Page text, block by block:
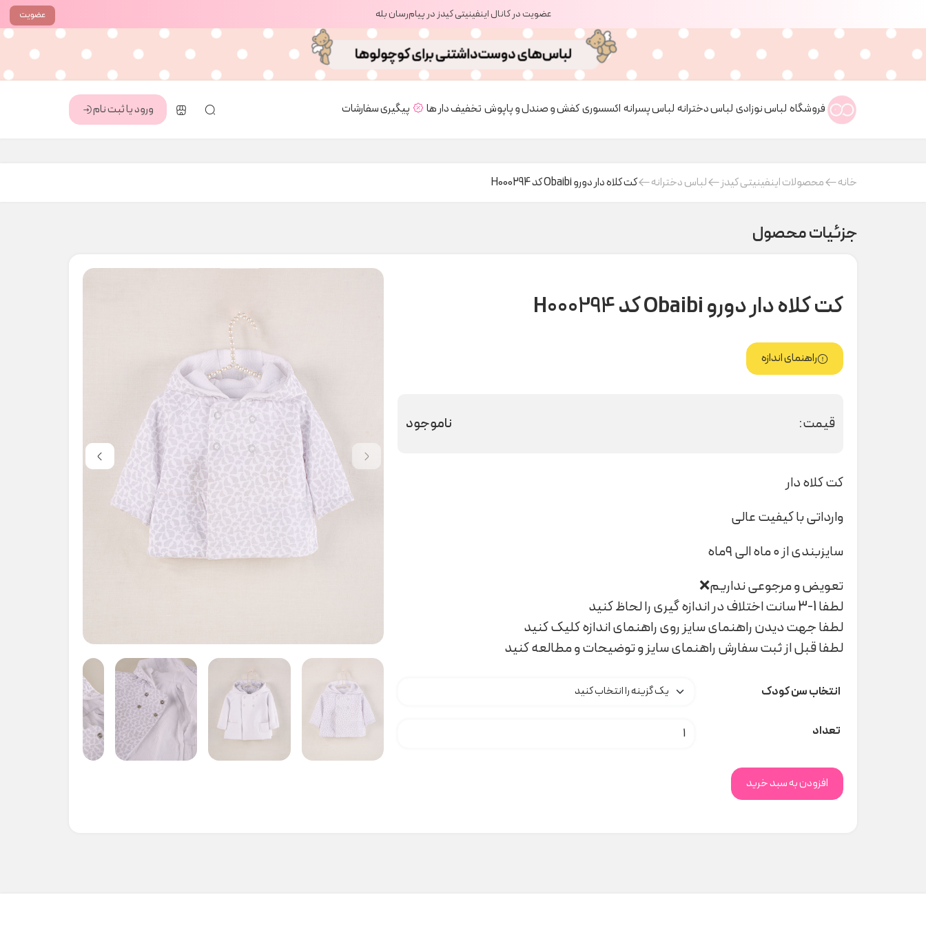
عضویت عضویت در کانال اینفینیتی کیدز در پیام‌رسان بله
فروشگاه لباس نوزادی لباس دخترانه لباس پسرانه اکسسوریکفش و صندل و پاپوش تخفیف دار ها پیگیری سفارشات ورود یا ثبت نام
خانه محصولات اینفینیتی کیدز لباس دخترانه کت کلاه دار دورو Obaibi کد H000294
جزئیات محصول
کت کلاه دار دورو Obaibi کد H000294
راهنمای اندازه
قیمت: ناموجود
کت کلاه دار
وارداتی با کیفیت عالی
سایزبندی از ۰ ماه الی ۹ماه
تعویض و مرجوعی نداریم❌
لطفا 1-3 سانت اختلاف در اندازه گیری را لحاظ کنید
لطفا جهت دیدن راهنمای سایز روی راهنمای اندازه کلیک کنید
لطفا قبل از ثبت سفارش راهنمای سایز و توضیحات و مطالعه کنید
انتخاب سن کودک
تعداد کت کلاه دار دورو Obaibi کد H000294 عدد
افزودن به سبد خرید